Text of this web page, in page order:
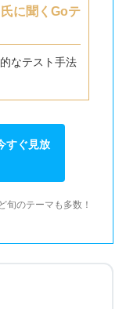
に聞くGoテ
なテスト手法
すぐ見放
のテーマも多数！